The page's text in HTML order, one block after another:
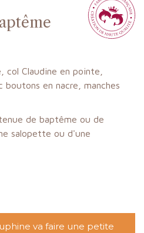
col Claudine en pointe,
boutons en nacre, manches
de baptême ou de
salopette ou d'une
va faire une petite